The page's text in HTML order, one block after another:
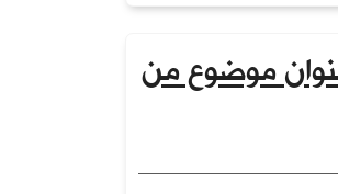
موضوع من